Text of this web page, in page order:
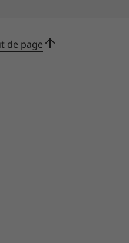
intelligent
de page